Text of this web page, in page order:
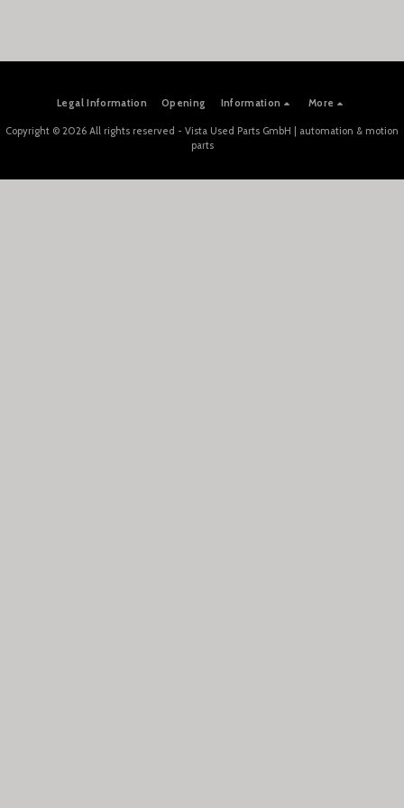
Legal Information Opening Information More
Copyright © 2026 All rights reserved - Vista Used Parts GmbH | automation & motion
parts